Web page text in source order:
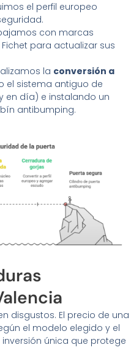
el perfil europeo
con marcas
para actualizar sus
la conversión a
el sistema antiguo de
en día) e instalando un
antibumping.
disgustos. El precio de una
el modelo elegido y el
única que protege